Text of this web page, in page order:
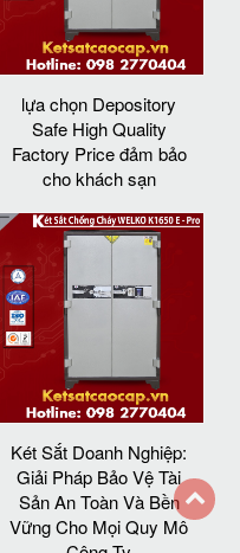
lựa chọn Depository
Safe High Quality
Factory Price đảm bảo
cho khách sạn
Két Sắt Doanh Nghiệp:
Giải Pháp Bảo Vệ Tài
Sản An Toàn Và Bền
Vững Cho Mọi Quy Môback